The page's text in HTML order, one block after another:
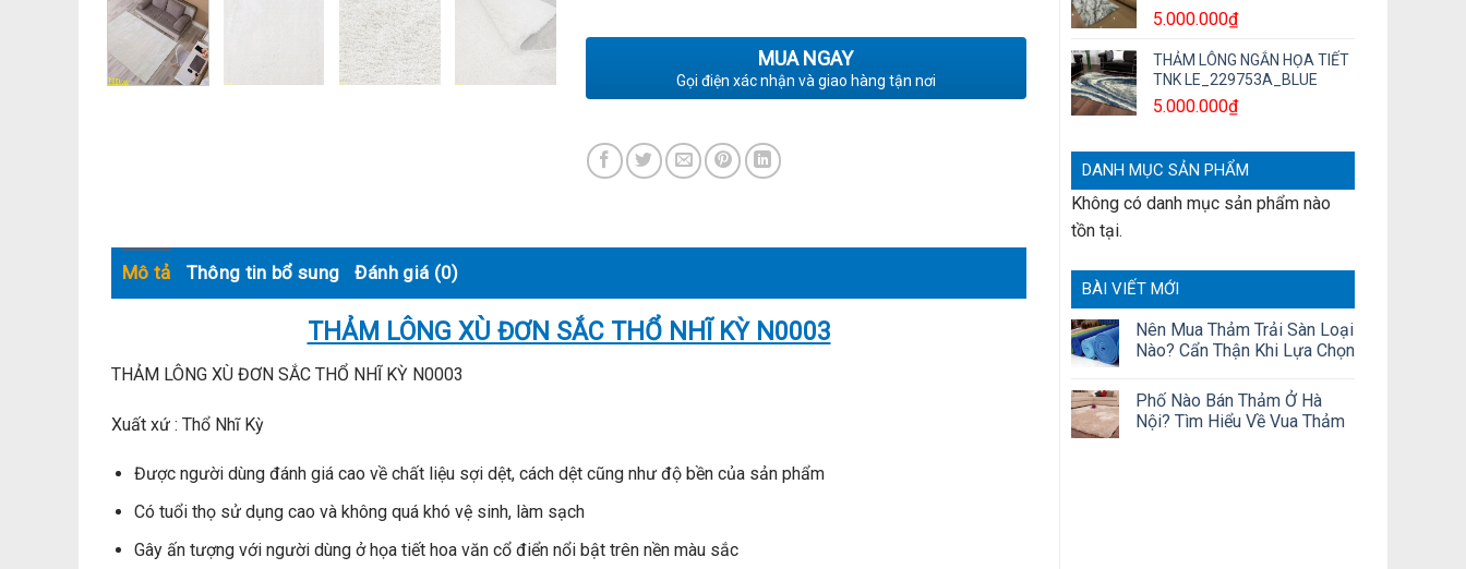
5.000.000₫
THẢM LÔNG NGẮN HỌA TIẾT
TNK LE_229753A_BLUE
5.000.000₫
DANH MỤC SẢN PHẨM
Không có danh mục sản phẩm nào
tồn tại.
BÀI VIẾT MỚI
Nên Mua Thảm Trải Sàn Loại
Nào? Cẩn Thận Khi Lựa Chọn
Phố Nào Bán Thảm Ở Hà
Nội? Tìm Hiểu Về Vua Thảm
MUA NGAY
Gọi điện xác nhận và giao hàng tận nơi
Mô tả Thông tin bổ sung Đánh giá (0)
THẢM LÔNG XÙ ĐƠN SẮC THỔ NHĨ KỲ N0003
THẢM LÔNG XÙ ĐƠN SẮC THỔ NHĨ KỲ N0003
Xuất xứ : Thổ Nhĩ Kỳ
Được người dùng đánh giá cao về chất liệu sợi dệt, cách dệt cũng như độ bền của sản phẩm
Có tuổi thọ sử dụng cao và không quá khó vệ sinh, làm sạch
Gây ấn tượng với người dùng ở họa tiết hoa văn cổ điển nổi bật trên nền màu sắc